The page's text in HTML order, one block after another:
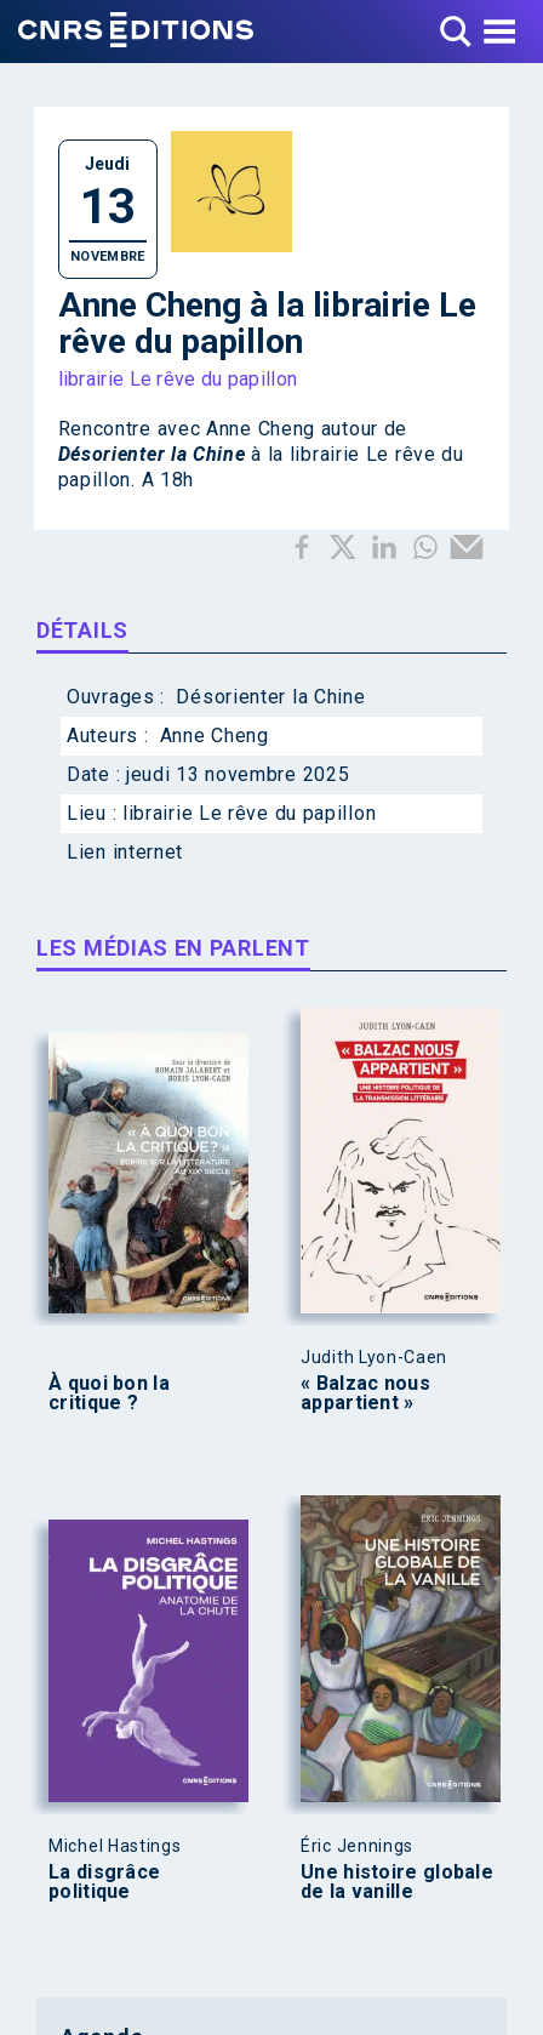
Toggle Menu
Jeudi
13
NOVEMBRE
Anne Cheng à la librairie Le
rêve du papillon
librairie Le rêve du papillon
Rencontre avec Anne Cheng autour de
Désorienter la Chineà la librairie Le rêve du
papillon. A 18h
DÉTAILS
Ouvrages :
Désorienter la Chine
Auteurs : Anne Cheng
Date : jeudi 13 novembre 2025
Lieu : librairie Le rêve du papillon
Lien internet
LES MÉDIAS EN PARLENT
À quoi bon la
critique ?
Judith Lyon-Caen
« Balzac nous
appartient »
Michel Hastings
La disgrâce
politique
Éric Jennings
Une histoire globale
de la vanille